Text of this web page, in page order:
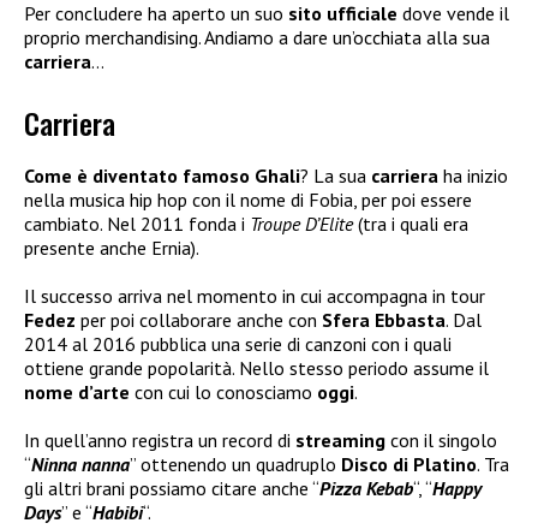
Per concludere ha aperto un suo sito ufficiale dove vende il
proprio merchandising. Andiamo a dare un’occhiata alla sua
carriera…
Carriera
Come è diventato famoso Ghali? La sua carriera ha inizio
nella musica hip hop con il nome di Fobia, per poi essere
cambiato. Nel 2011 fonda i Troupe D’Elite(tra i quali era
presente anche Ernia).
Il successo arriva nel momento in cui accompagna in tour
Fedez per poi collaborare anche con Sfera Ebbasta. Dal
2014 al 2016 pubblica una serie di canzoni con i quali
ottiene grande popolarità. Nello stesso periodo assume il
nome d’arte con cui lo conosciamo oggi.
In quell’anno registra un record di streaming con il singolo
“Ninna nanna” ottenendo un quadruplo Disco di Platino. Tra
gli altri brani possiamo citare anche “Pizza Kebab“, “Happy
Days” e “Habibi“.